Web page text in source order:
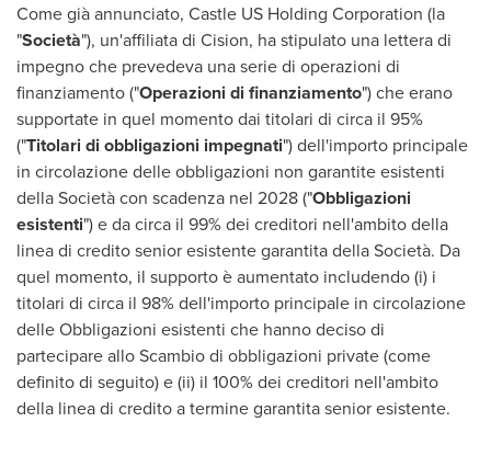
Come già annunciato, Castle US Holding Corporation (la
"Società"), un'affiliata di Cision, ha stipulato una lettera di
impegno che prevedeva una serie di operazioni di
finanziamento ("Operazioni di finanziamento") che erano
supportate in quel momento dai titolari di circa il 95%
("Titolari di obbligazioni impegnati") dell'importo principale
in circolazione delle obbligazioni non garantite esistenti
della Società con scadenza nel 2028 ("Obbligazioni
esistenti") e da circa il 99% dei creditori nell'ambito della
linea di credito senior esistente garantita della Società. Da
quel momento, il supporto è aumentato includendo (i) i
titolari di circa il 98% dell'importo principale in circolazione
delle Obbligazioni esistenti che hanno deciso di
partecipare allo Scambio di obbligazioni private (come
definito di seguito) e (ii) il 100% dei creditori nell'ambito
della linea di credito a termine garantita senior esistente.